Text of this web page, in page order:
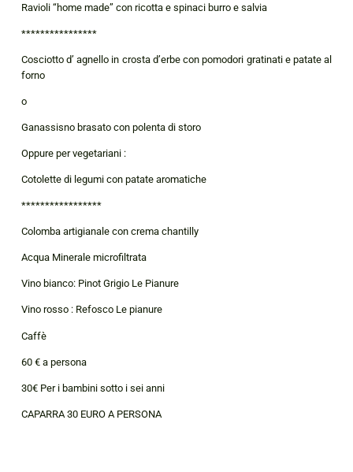
Ravioli “home made” con ricotta e spinaci burro e salvia
****************
Cosciotto d’ agnello in crosta d’erbe con pomodori gratinati e patate al
forno
o
Ganassisno brasato con polenta di storo
Oppure per vegetariani :
Cotolette di legumi con patate aromatiche
*****************
Colomba artigianale con crema chantilly
Acqua Minerale microfiltrata
Vino bianco: Pinot Grigio Le Pianure
Vino rosso : Refosco Le pianure
Caffè
60 € a persona
30€ Per i bambini sotto i sei anni
CAPARRA 30 EURO A PERSONA